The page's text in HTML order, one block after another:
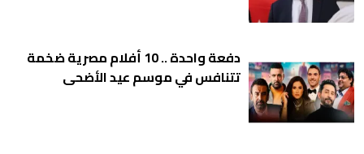
دفعة واحدة .. 10 أفلام مصرية ضخمة
تتنافس في موسم عيد الأضحى